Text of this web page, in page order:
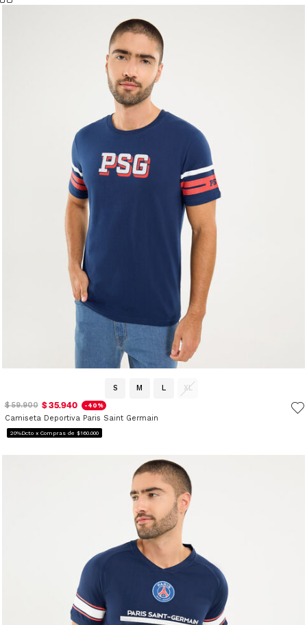
S M L
XL
$ 59.900 $ 35.940 -40%
Camiseta Deportiva Paris Saint Germain
20%Dcto x Compras de $160.000